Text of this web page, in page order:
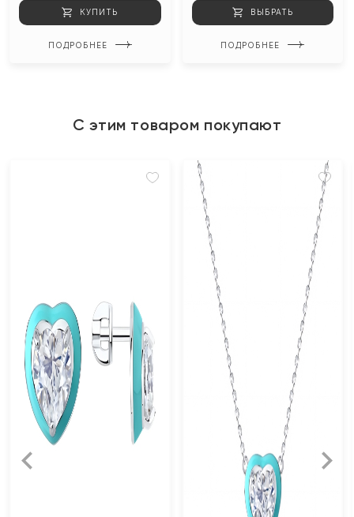
КУПИТЬ
ПОДРОБНЕЕ
ВЫБРАТЬ
ПОДРОБНЕЕ
С этим товаром покупают